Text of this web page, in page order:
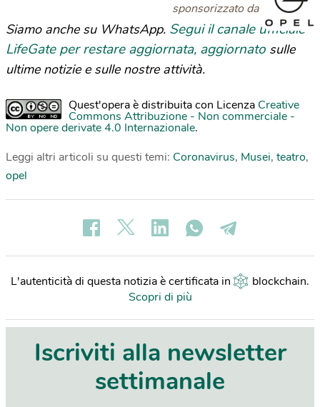
sponsorizzato da
Siamo anche su WhatsApp. Segui il canale ufficiale
LifeGate per restare aggiornata, aggiornato sulle
ultime notizie e sulle nostre attività.
Quest'opera è distribuita con Licenza Creative
Commons Attribuzione - Non commerciale -
Non opere derivate 4.0 Internazionale.
Leggi altri articoli su questi temi: Coronavirus, Musei, teatro,
opel
L'autenticità di questa notizia è certificata in blockchain.
Scopri di più
Iscriviti alla newsletter
settimanale